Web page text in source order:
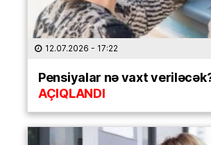
12.07.2026 - 17:22
Pensiyalar nə vaxt
AÇIQLANDI